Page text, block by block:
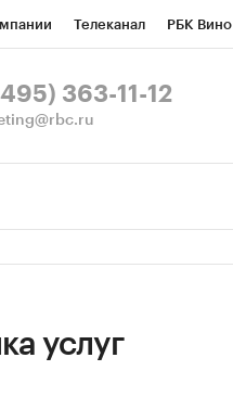
Телеканал РБК Вино
Спецпроекты
363-11-12
услуг